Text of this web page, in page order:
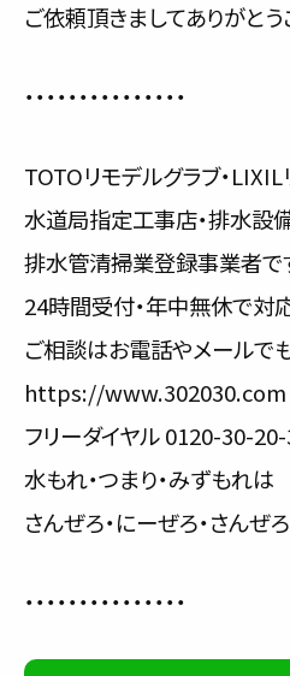
ご依頼頂きましてありがとう
・・・・・・・・・・・・・・・
TOTOリモデルグラブ・LIXIL
水道局指定工事店・排水設
排水管清掃業登録事業者で
24時間受付・年中無休で対
ご相談はお電話やメールでも
https://www.302030.com
フリーダイヤル 0120-30-
水もれ・つまり・みずもれは
さんぜろ・にーぜろ・さんぜ
・・・・・・・・・・・・・・・